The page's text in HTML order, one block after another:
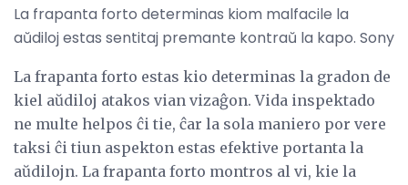
La frapanta forto determinas kiom malfacile la
aŭdiloj estas sentitaj premante kontraŭ la kapo. Sony
La frapanta forto estas kio determinas la gradon de
kiel aŭdiloj atakos vian vizaĝon. Vida inspektado
ne multe helpos ĉi tie, ĉar la sola maniero por vere
taksi ĉi tiun aspekton estas efektive portanta la
aŭdilojn. La frapanta forto montros al vi, kie la